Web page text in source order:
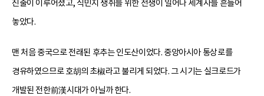
진출이 이루어졌고, 식민지 쟁취를 위한 전쟁이 일어나 세계사를 흔들어
놓았다.
맨 처음 중국으로 전래된 후추는 인도산이었다. 중앙아시아 통상로를
경유하였으므로 호胡의 초椒라고 불리게 되었다. 그 시기는 실크로드가
개발된 전한前漢시대가 아닐까 한다.